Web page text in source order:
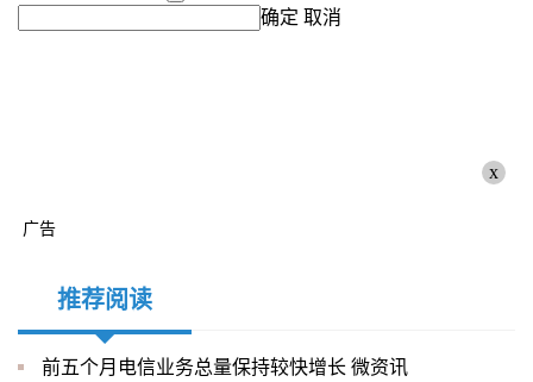
确定 取消
x
广告
推荐阅读
前五个月电信业务总量保持较快增长 微资讯